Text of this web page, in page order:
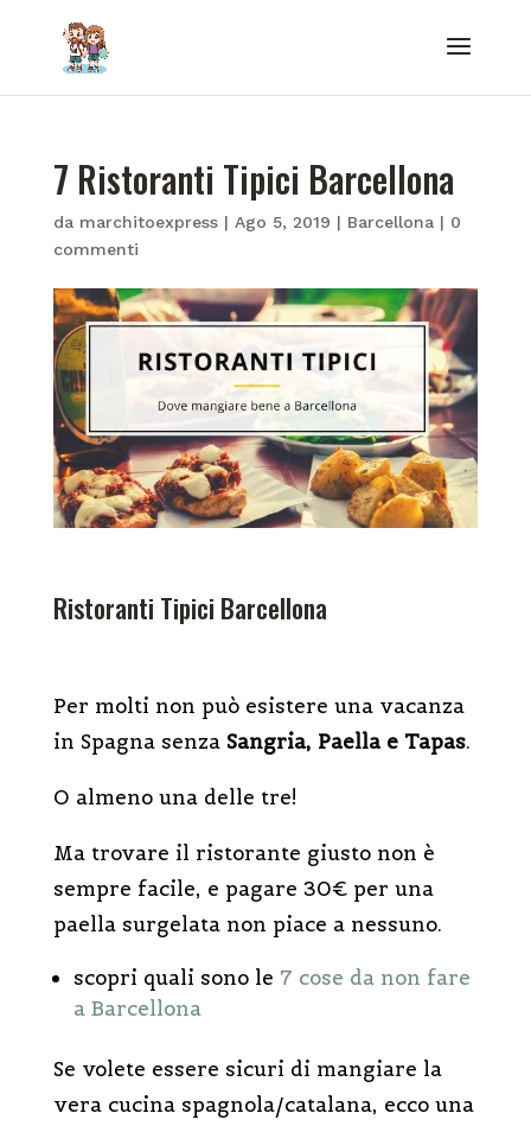
7 Ristoranti Tipici Barcellona
da marchitoexpress| Ago 5, 2019 | Barcellona| 0
commenti
Ristoranti Tipici Barcellona
Per molti non può esistere una vacanza
in Spagna senza Sangria, Paella e Tapas.
O almeno una delle tre!
Ma trovare il ristorante giusto non è
sempre facile, e pagare 30€ per una
paella surgelata non piace a nessuno.
scopri quali sono le 7 cose da non fare
a Barcellona
Se volete essere sicuri di mangiare la
vera cucina spagnola/catalana, ecco una